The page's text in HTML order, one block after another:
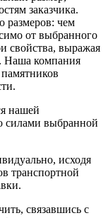
заказчика.
размеров: чем
от выбранного
свойства, выражая
Наша компания
нашей
силами выбранной
исходя
транспортной
связавшись с